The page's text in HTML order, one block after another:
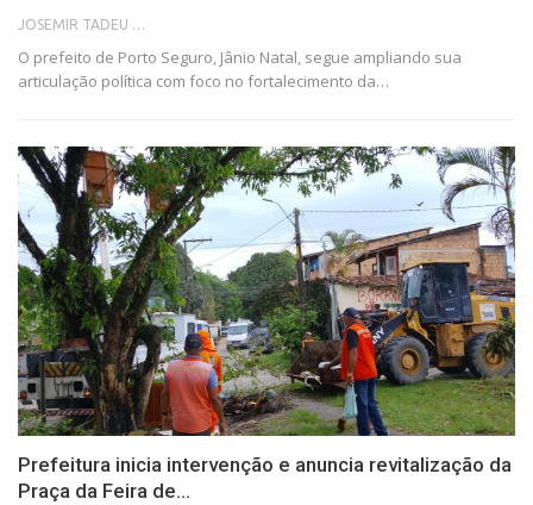
JOSEMIR TADEU FONSECA
O prefeito de Porto Seguro, Jânio Natal, segue ampliando sua
articulação política com foco no fortalecimento da…
Prefeitura inicia intervenção e anuncia revitalização da
Praça da Feira de…